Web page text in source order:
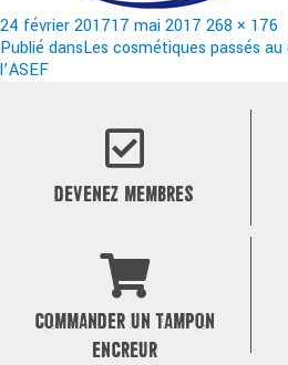
Publié
le
24 février 201717 mai 2017 Taille
réelle
268 × 176
Navigation
de
Publié dansLes cosmétiques passés
l’ASEF
DEVENEZ MEMBRES
COMMANDER UN TAMPON
ENCREUR